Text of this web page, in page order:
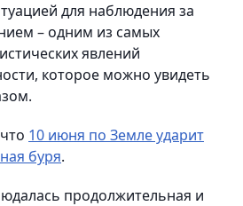
для наблюдения за
– одним из самых
явлений
которое можно увидеть
10 июня по Земле ударит
буря.
продолжительная и